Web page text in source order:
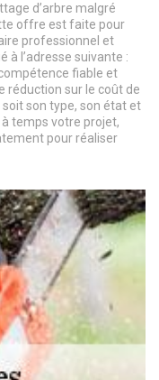
d’arbre malgré
offre est faite pour
professionnel et
à l’adresse suivante :
fiable et
réduction sur le coût de
soit son type, son état et
temps votre projet,
pour réaliser